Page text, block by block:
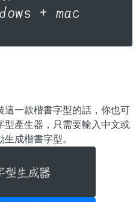
這一款楷書字型的話，你也可
型產生器，只需要輸入中文或
成楷書字型。